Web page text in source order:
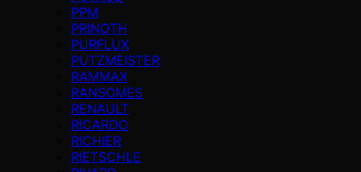
PPM
PRINOTH
PURFLUX
PUTZMEISTER
RAMMAX
RANSOMES
RENAULT
RICARDO
RICHIER
RIETSCHLE